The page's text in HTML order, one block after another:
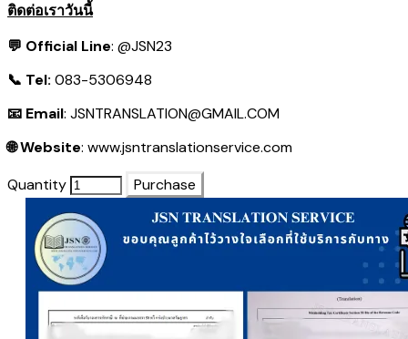
ติดต่อเราวันนี้
💬 Official Line: @JSN23
📞 Tel: 083-5306948
📧 Email: JSNTRANSLATION@GMAIL.COM
🌐 Website: www.jsntranslationservice.com
Quantity
Purchase